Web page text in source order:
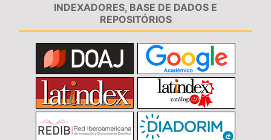
INDEXADORES, BASE DE DADOS E
REPOSITÓRIOS